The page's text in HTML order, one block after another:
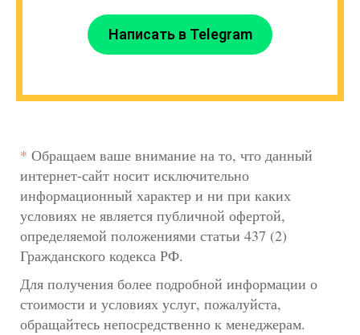
Написать в Telegram
* Обращаем ваше внимание на то, что данный
интернет-сайт носит исключительно
информационный характер и ни при каких
условиях не является публичной офертой,
определяемой положениями статьи 437 (2)
Гражданского кодекса РФ.
Для получения более подробной информации о
стоимости и условиях услуг, пожалуйста,
обращайтесь непосредственно к менеджерам.